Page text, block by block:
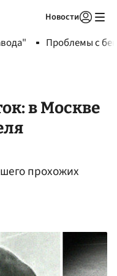
Новости
Проблемы с
в Москве
прохожих